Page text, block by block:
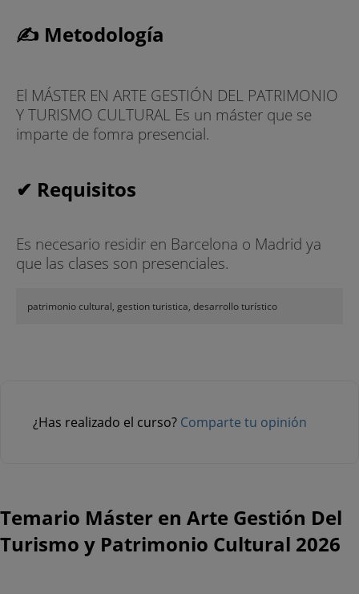
✍ Metodología
El MÁSTER EN ARTE GESTIÓN DEL PATRIMONIO
Y TURISMO CULTURAL Es un máster que se
imparte de fomra presencial.
✔ Requisitos
Es necesario residir en Barcelona o Madrid ya
que las clases son presenciales.
patrimonio cultural, gestion turistica, desarrollo turístico
¿Has realizado el curso? Comparte tu opinión
Temario Máster en Arte Gestión Del
Turismo y Patrimonio Cultural 2026